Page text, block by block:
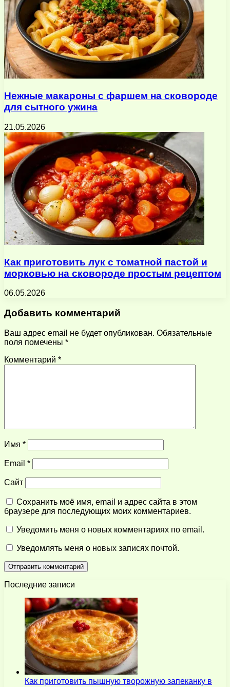
Нежные макароны с фаршем на сковороде
для сытного ужина
21.05.2026
Как приготовить лук с томатной пастой и
морковью на сковороде простым рецептом
06.05.2026
Добавить комментарий
Ваш адрес email не будет опубликован. Обязательные
поля помечены *
Комментарий *
Имя *
Email *
Сайт
Сохранить моё имя, email и адрес сайта в этом
браузере для последующих моих комментариев.
Уведомить меня о новых комментариях по email.
Уведомлять меня о новых записях почтой.
Последние записи
Как приготовить пышную творожную запеканку в